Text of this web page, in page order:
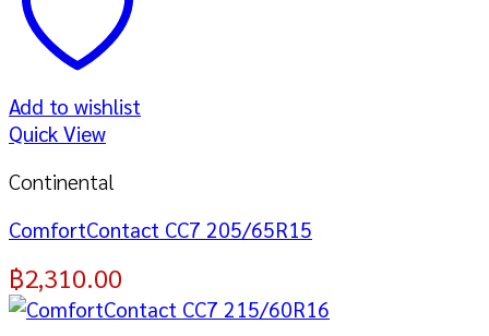
Add to wishlist
Quick View
Continental
ComfortContact CC7 205/65R15
฿2,310.00